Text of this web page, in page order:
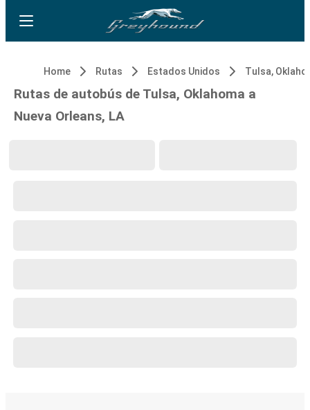
Home Rutas Estados Unidos Tulsa,
Rutas de autobús de Tulsa, Oklahoma a
Nueva Orleans, LA